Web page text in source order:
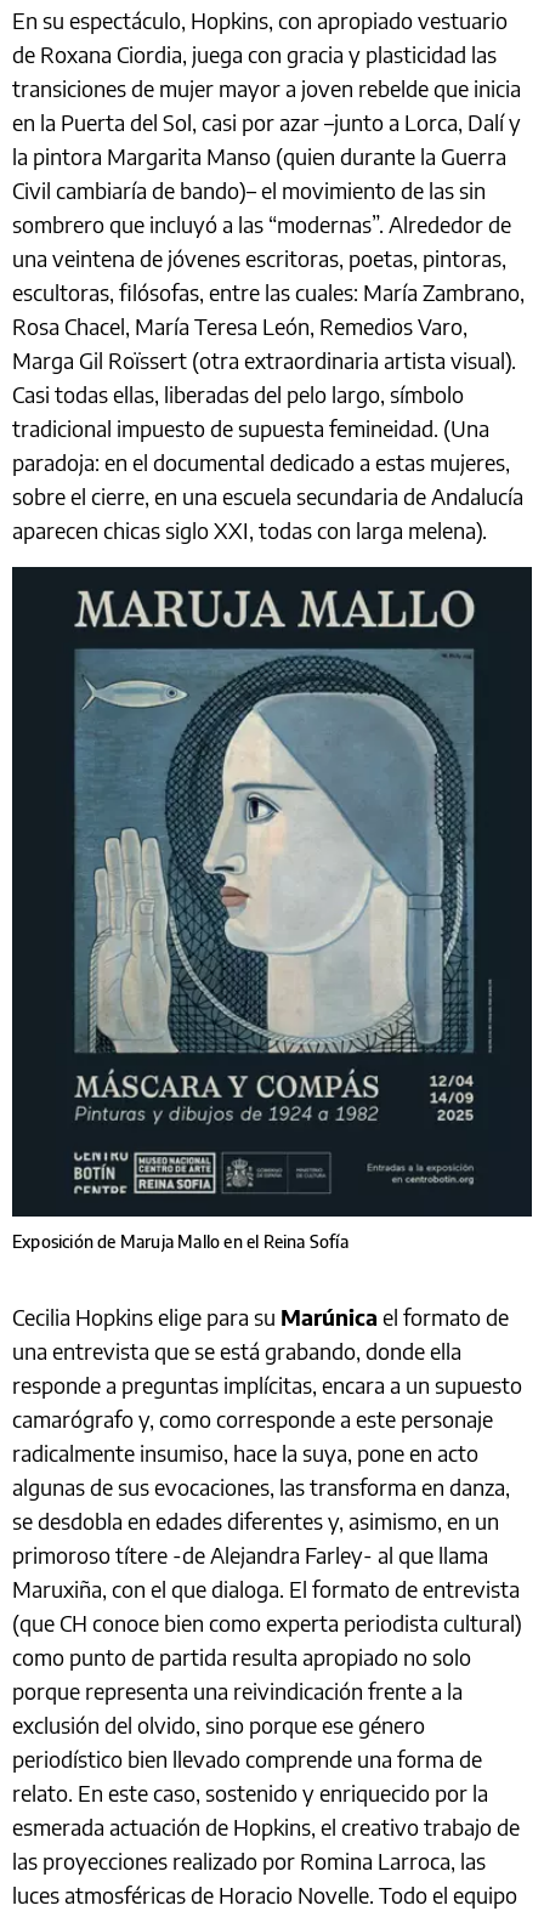
En su espectáculo, Hopkins, con apropiado vestuario
de Roxana Ciordia, juega con gracia y plasticidad las
transiciones de mujer mayor a joven rebelde que inicia
en la Puerta del Sol, casi por azar –junto a Lorca, Dalí y
la pintora Margarita Manso (quien durante la Guerra
Civil cambiaría de bando)– el movimiento de las sin
sombrero que incluyó a las “modernas”. Alrededor de
una veintena de jóvenes escritoras, poetas, pintoras,
escultoras, filósofas, entre las cuales: María Zambrano,
Rosa Chacel, María Teresa León, Remedios Varo,
Marga Gil Roïssert (otra extraordinaria artista visual).
Casi todas ellas, liberadas del pelo largo, símbolo
tradicional impuesto de supuesta femineidad. (Una
paradoja: en el documental dedicado a estas mujeres,
sobre el cierre, en una escuela secundaria de Andalucía
aparecen chicas siglo XXI, todas con larga melena).
Exposición de Maruja Mallo en el Reina Sofía
Cecilia Hopkins elige para su Marúnica el formato de
una entrevista que se está grabando, donde ella
responde a preguntas implícitas, encara a un supuesto
camarógrafo y, como corresponde a este personaje
radicalmente insumiso, hace la suya, pone en acto
algunas de sus evocaciones, las transforma en danza,
se desdobla en edades diferentes y, asimismo, en un
primoroso títere -de Alejandra Farley- al que llama
Maruxiña, con el que dialoga. El formato de entrevista
(que CH conoce bien como experta periodista cultural)
como punto de partida resulta apropiado no solo
porque representa una reivindicación frente a la
exclusión del olvido, sino porque ese género
periodístico bien llevado comprende una forma de
relato. En este caso, sostenido y enriquecido por la
esmerada actuación de Hopkins, el creativo trabajo de
las proyecciones realizado por Romina Larroca, las
luces atmosféricas de Horacio Novelle. Todo el equipo